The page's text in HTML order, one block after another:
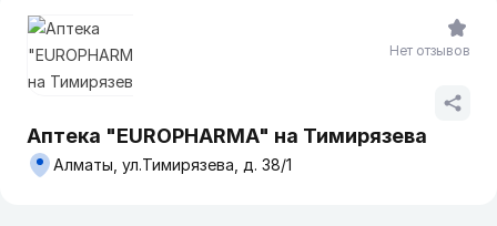
Аптека "EUROPHARMA" на Тимирязева
Алматы, ул.Тимирязева, д. 38/1
Нет отзывов